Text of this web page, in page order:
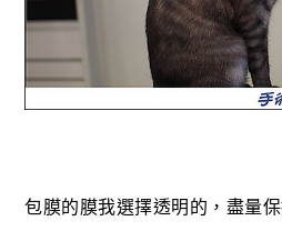
包膜的膜我選擇透明的，盡量